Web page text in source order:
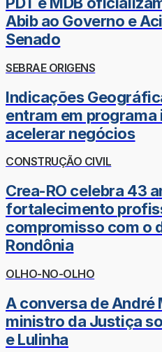
Abib ao Governo e
Senado
SEBRAE ORIGENS
Indicações
entram em
acelerar negócios
CONSTRUÇÃO CIVIL
Crea-RO celebra 43
fortalecimento
compromisso com o
Rondônia
OLHO-NO-OLHO
A conversa de André
ministro da Justiça
e Lulinha